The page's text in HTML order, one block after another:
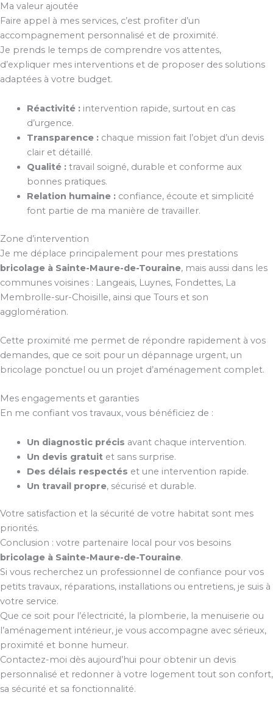
Ma valeur ajoutée
Faire appel à mes services, c’est profiter d’un
accompagnement personnalisé et de proximité.
Je prends le temps de comprendre vos attentes,
d’expliquer mes interventions et de proposer des solutions
adaptées à votre budget.
Réactivité :intervention rapide, surtout en cas
d’urgence.
Transparence :chaque mission fait l’objet d’un devis
clair et détaillé.
Qualité :travail soigné, durable et conforme aux
bonnes pratiques.
Relation humaine :confiance, écoute et simplicité
font partie de ma manière de travailler.
Zone d’intervention
Je me déplace principalement pour mes prestations
bricolage à Sainte-Maure-de-Touraine, mais aussi dans les
communes voisines : Langeais, Luynes, Fondettes, La
Membrolle-sur-Choisille, ainsi que Tours et son
agglomération.
Cette proximité me permet de répondre rapidement à vos
demandes, que ce soit pour un dépannage urgent, un
bricolage ponctuel ou un projet d’aménagement complet.
Mes engagements et garanties
En me confiant vos travaux, vous bénéficiez de :
Un diagnostic précis avant chaque intervention.
Un devis gratuitet sans surprise.
Des délais respectés et une intervention rapide.
Un travail propre, sécurisé et durable.
Votre satisfaction et la sécurité de votre habitat sont mes
priorités.
Conclusion : votre partenaire local pour vos besoins
bricolage à Sainte-Maure-de-Touraine.
Si vous recherchez un professionnel de confiance pour vos
petits travaux, réparations, installations ou entretiens, je suis à
votre service.
Que ce soit pour l’électricité, la plomberie, la menuiserie ou
l’aménagement intérieur, je vous accompagne avec sérieux,
proximité et bonne humeur.
Contactez-moi dès aujourd’hui pour obtenir un devis
personnalisé et redonner à votre logement tout son confort,
sa sécurité et sa fonctionnalité.